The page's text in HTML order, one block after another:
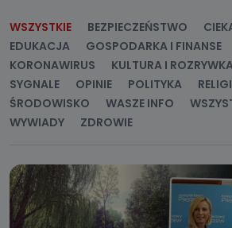
WSZYSTKIE BEZPIECZEŃSTWO
EDUKACJA
GOSPODARKA I FINANSE
KORONAWIRUS
KULTURA I
SYGNALE
OPINIE POLITYKA
ŚRODOWISKO
WASZE INFO
WYWIADY
ZDROWIE